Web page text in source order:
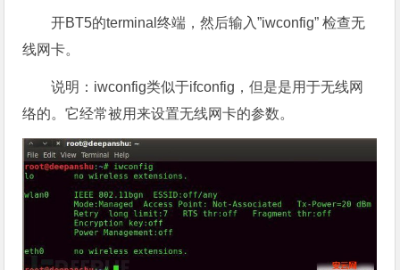
开BT5的terminal终端，然后输入”iwconfig” 检查无
线网卡。
说明：iwconfig类似于ifconfig，但是是用于无线网
络的。它经常被用来设置无线网卡的参数。